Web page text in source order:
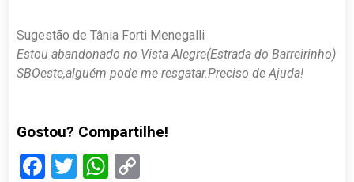
Sugestão de Tânia Forti Menegalli
Estou abandonado no Vista Alegre(Estrada do Barreirinho)
SBOeste,alguém pode me resgatar.Preciso de Ajuda!
Gostou? Compartilhe!
Facebook
TwitterWhatsApp